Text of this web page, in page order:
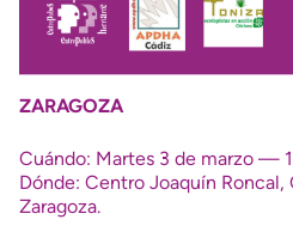
ZARAGOZA
Cuándo: Martes 3 de marzo —
Dónde: Centro Joaquín Roncal,
Zaragoza.